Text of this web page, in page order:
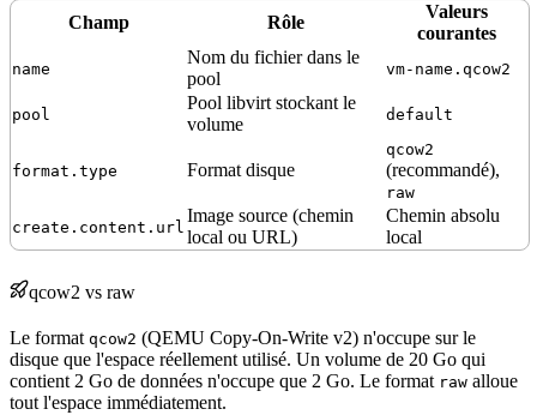
Champ Rôle
Valeurs
courantes
name
Nom du fichier dans le
pool
vm-name.qcow2
pool
Pool libvirt stockant le
volume
default
format.type Format disque
qcow2
(recommandé),
raw
create.content.url
Image source (chemin
local ou URL)
Chemin absolu
local
qcow2 vs raw
Le format qcow2 (QEMU Copy-On-Write v2) n'occupe sur le
disque que l'espace réellement utilisé. Un volume de 20 Go qui
contient 2 Go de données n'occupe que 2 Go. Le format raw alloue
tout l'espace immédiatement.